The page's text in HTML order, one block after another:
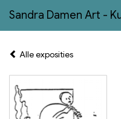
Alle exposities